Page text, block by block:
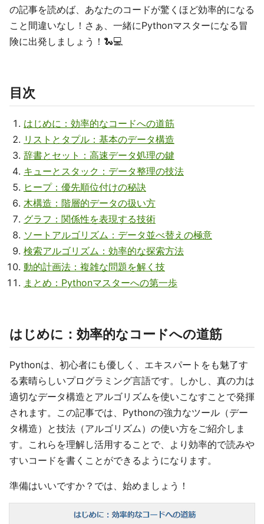
の記事を読めば、あなたのコードが驚くほど効率的になる
こと間違いなし！さぁ、一緒にPythonマスターになる冒
険に出発しましょう！🐍💻
目次
はじめに：効率的なコードへの道筋
リストとタプル：基本のデータ構造
辞書とセット：高速データ処理の鍵
キューとスタック：データ整理の技法
ヒープ：優先順位付けの秘訣
木構造：階層的データの扱い方
グラフ：関係性を表現する技術
ソートアルゴリズム：データ並べ替えの極意
検索アルゴリズム：効率的な探索方法
動的計画法：複雑な問題を解く技
まとめ：Pythonマスターへの第一歩
はじめに：効率的なコードへの道筋
Pythonは、初心者にも優しく、エキスパートをも魅了す
る素晴らしいプログラミング言語です。しかし、真の力は
適切なデータ構造とアルゴリズムを使いこなすことで発揮
されます。この記事では、Pythonの強力なツール（デー
タ構造）と技法（アルゴリズム）の使い方をご紹介しま
す。これらを理解し活用することで、より効率的で読みや
すいコードを書くことができるようになります。
準備はいいですか？では、始めましょう！